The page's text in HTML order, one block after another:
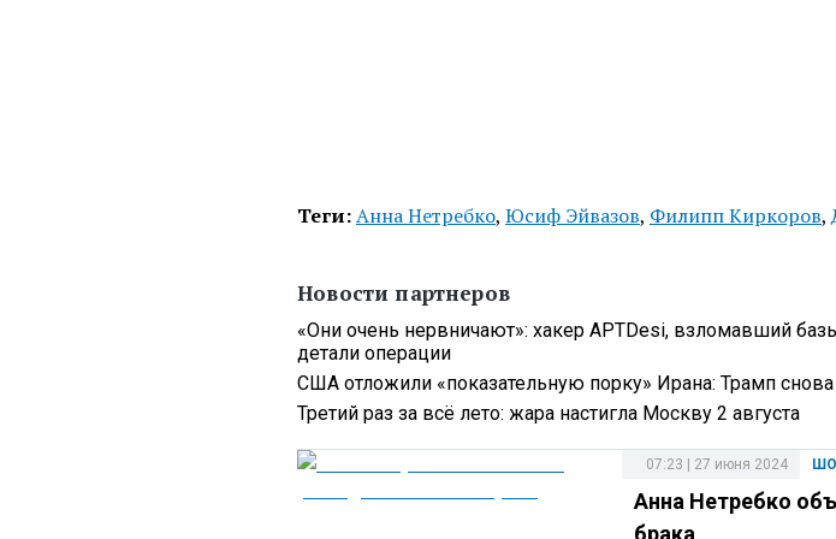
Теги:Анна Нетребко, Юсиф Эйвазов, Филипп Киркоров,
Новости партнеров
«Они очень нервничают»: хакер APTDesi, взломавший
детали операции
США отложили «показательную порку» Ирана: Трамп снова
Третий раз за всё лето: жара настигла Москву 2 августа
07:23 | 27 июня 2024
Анна Нетребко
брака